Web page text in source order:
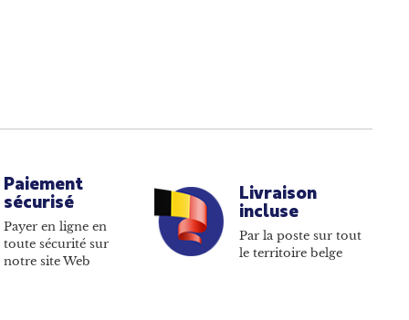
Paiement
sécurisé
Payer en ligne en
toute sécurité sur
notre site Web
Livraison
incluse
Par la poste sur tout
le territoire belge